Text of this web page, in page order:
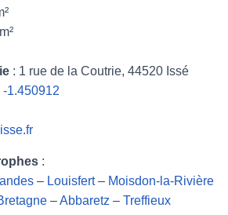
: 1 rue de la Coutrie, 44520 Issé
1.450912
:
– Louisfert– Moisdon-la-Rivière
–Abbaretz – Treffieux